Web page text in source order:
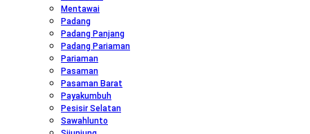
Mentawai
Padang
Padang Panjang
Padang Pariaman
Pariaman
Pasaman
Pasaman Barat
Payakumbuh
Pesisir Selatan
Sawahlunto